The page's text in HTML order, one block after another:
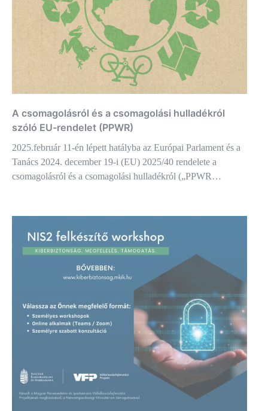
A csomagolásról és a csomagolási hulladékról
szóló EU-rendelet (PPWR)
2025.február 11-én lépett hatályba az Európai Parlament és a
Tanács 2024. december 19-i (EU) 2025/40 rendelete a
csomagolásról és a csomagolási hulladékról („PPWR…